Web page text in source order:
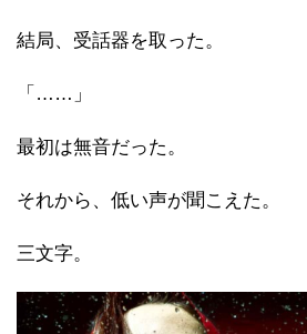
結局、受話器を取った。
「……」
最初は無音だった。
それから、低い声が聞こえた。
三文字。